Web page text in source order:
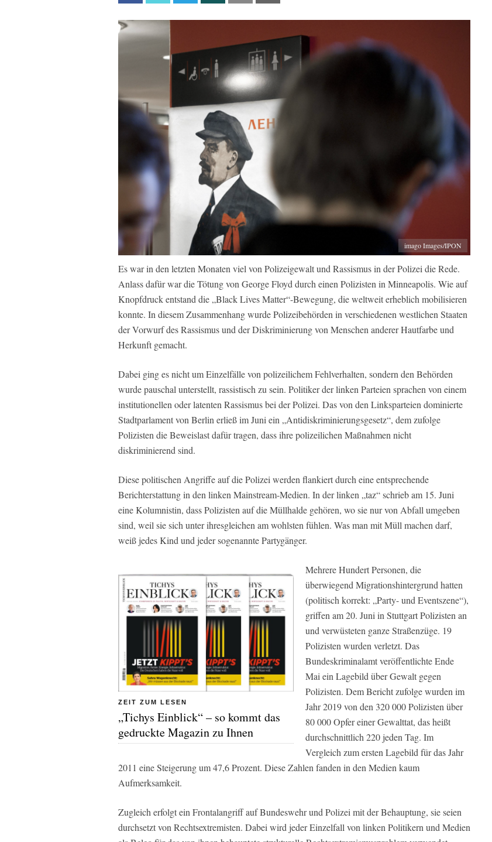
imago Images/IPON
Es war in den letzten Monaten viel von Polizeigewalt und Rassismus in der Polizei die Rede.
Anlass dafür war die Tötung von George Floyd durch einen Polizisten in Minneapolis. Wie auf
Knopfdruck entstand die „Black Lives Matter“-Bewegung, die weltweit erheblich mobilisieren
konnte. In diesem Zusammenhang wurde Polizeibehörden in verschiedenen westlichen Staaten
der Vorwurf des Rassismus und der Diskriminierung von Menschen anderer Hautfarbe und
Herkunft gemacht.
Dabei ging es nicht um Einzelfälle von polizeilichem Fehlverhalten, sondern den Behörden
wurde pauschal unterstellt, rassistisch zu sein. Politiker der linken Parteien sprachen von einem
institutionellen oder latenten Rassismus bei der Polizei. Das von den Linksparteien dominierte
Stadtparlament von Berlin erließ im Juni ein „Antidiskriminierungsgesetz“, dem zufolge
Polizisten die Beweislast dafür tragen, dass ihre polizeilichen Maßnahmen nicht
diskriminierend sind.
Diese politischen Angriffe auf die Polizei werden flankiert durch eine entsprechende
Berichterstattung in den linken Mainstream-Medien. In der linken „taz“ schrieb am 15. Juni
eine Kolumnistin, dass Polizisten auf die Müllhalde gehören, wo sie nur von Abfall umgeben
sind, weil sie sich unter ihresgleichen am wohlsten fühlen. Was man mit Müll machen darf,
weiß jedes Kind und jeder sogenannte Partygänger.
ZEIT ZUM LESEN
„Tichys Einblick“ – so kommt das
gedruckte Magazin zu Ihnen
Mehrere Hundert Personen, die
überwiegend Migrationshintergrund hatten
(politisch korrekt: „Party- und Eventszene“),
griffen am 20. Juni in Stuttgart Polizisten an
und verwüsteten ganze Straßenzüge. 19
Polizisten wurden verletzt. Das
Bundeskriminalamt veröffentlichte Ende
Mai ein Lagebild über Gewalt gegen
Polizisten. Dem Bericht zufolge wurden im
Jahr 2019 von den 320 000 Polizisten über
80 000 Opfer einer Gewalttat, das heißt
durchschnittlich 220 jeden Tag. Im
Vergleich zum ersten Lagebild für das Jahr
2011 eine Steigerung um 47,6 Prozent. Diese Zahlen fanden in den Medien kaum
Aufmerksamkeit.
Zugleich erfolgt ein Frontalangriff auf Bundeswehr und Polizei mit der Behauptung, sie seien
durchsetzt von Rechtsextremisten. Dabei wird jeder Einzelfall von linken Politikern und Medien